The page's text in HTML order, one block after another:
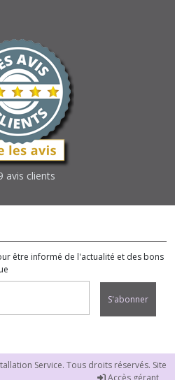
avis clients
être informé de l'actualité et des bons
S'abonner
Service. Tous droits réservés. Site
Accès gérant